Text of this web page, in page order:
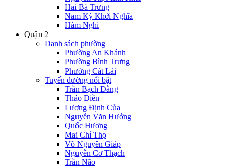
Hai Bà Trưng
Nam Kỳ Khởi Nghĩa
Hàm Nghi
Quận 2
Danh sách phường
Phường An Khánh
Phường Bình Trưng
Phường Cát Lái
Tuyến đường nổi bật
Trần Bạch Đằng
Thảo Điền
Lương Định Của
Nguyễn Văn Hưởng
Quốc Hương
Mai Chí Thọ
Võ Nguyên Giáp
Nguyễn Cơ Thạch
Trần Não